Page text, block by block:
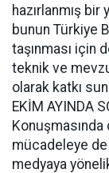
hazırlanmış bir
bunun Türkiye
taşınması için
teknik ve
olarak katkı
EKİM AYINDA
mücadeleye de
medyaya